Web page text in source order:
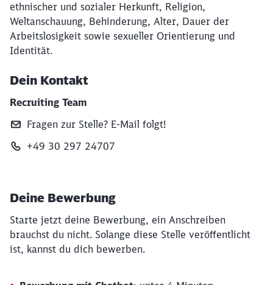
ethnischer und sozialer Herkunft, Religion,
Weltanschauung, Behinderung, Alter, Dauer der
Arbeitslosigkeit sowie sexueller Orientierung und
Identität.
Dein Kontakt
Recruiting Team
Fragen zur Stelle? E‑Mail folgt!
+49 30 297 24707
Deine Bewerbung
Starte jetzt deine Bewerbung, ein Anschreiben
brauchst du nicht. Solange diese Stelle veröffentlicht
ist, kannst du dich bewerben.